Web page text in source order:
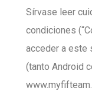
Sírvase leer
condiciones
acceder a este
(tanto Android